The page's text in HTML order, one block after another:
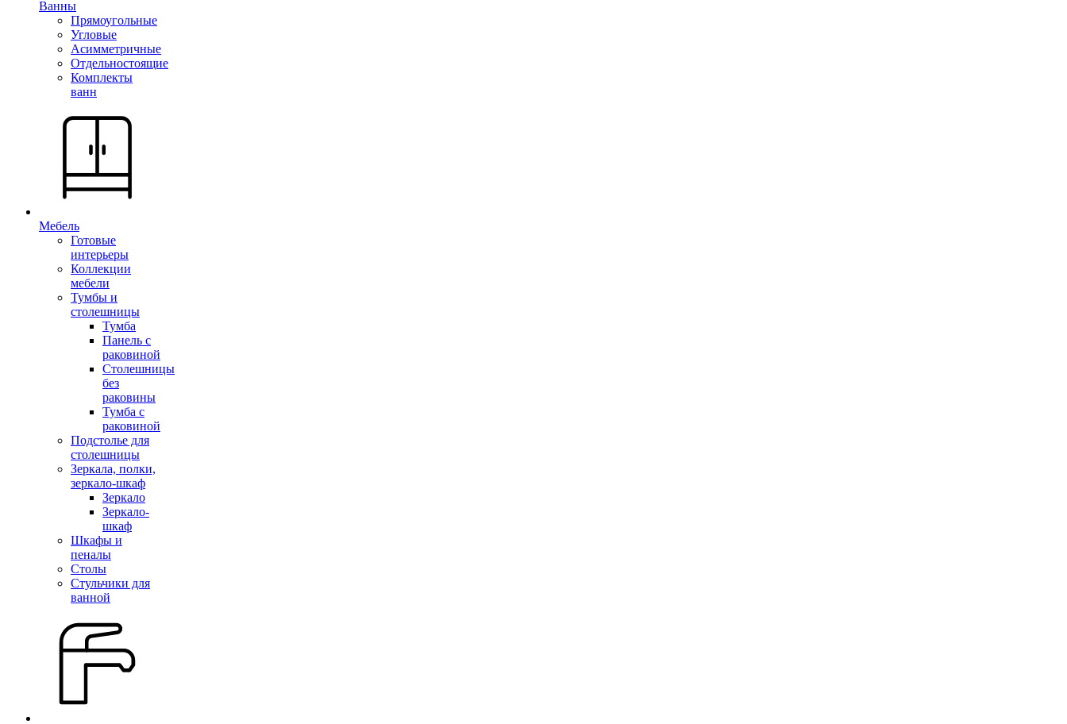
Ванны
Прямоугольные
Угловые
Асимметричные
Отдельностоящие
Комплекты
ванн
Мебель
Готовые
интерьеры
Коллекции
мебели
Тумбы и
столешницы
Тумба
Панель с
раковиной
Столешницы
без
раковины
Тумба с
раковиной
Подстолье для
столешницы
Зеркала, полки,
зеркало-шкаф
Зеркало
Зеркало-
шкаф
Шкафы и
пеналы
Столы
Стульчики для
ванной